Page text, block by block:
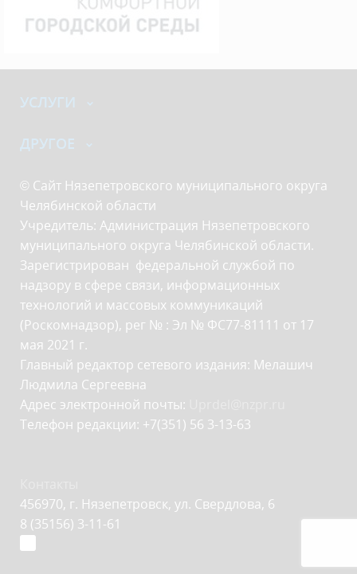
УСЛУГИ
ДРУГОЕ
© Сайт Нязепетровского муниципального округа
Челябинской области
Учредитель: Администрация Нязепетровского
муниципального округа Челябинской области.
Зарегистрирован федеральной службой по
надзору в сфере связи, информационных
технологий и массовых коммуникаций
(Роскомнадзор), рег № : Эл № ФС77-81111 от 17
мая 2021 г.
Главный редактор сетевого издания: Мелашич
Людмила Сергеевна
Адрес электронной почты:
Телефон редакции: +7(351) 56 3-13-63
456970, г. Нязепетровск, ул. Свердлова, 6
8 (35156) 3-11-61